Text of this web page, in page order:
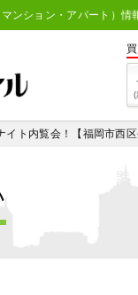
ンション・アパート）情
(
イト内覧会！【福岡市